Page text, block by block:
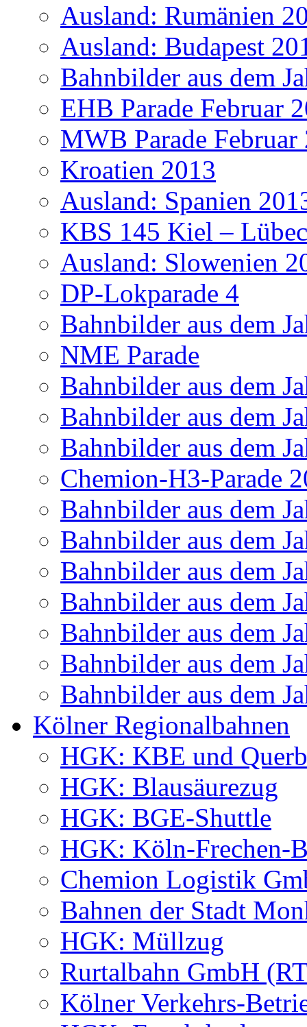
Ausland: Rumänien
Ausland: Budapest
Bahnbilder aus dem
EHB Parade Februar
MWB Parade Februar
Kroatien 2013
Ausland: Spanien
KBS 145 Kiel –
Ausland: Slowenien
DP-Lokparade 4
Bahnbilder aus dem
NME Parade
Bahnbilder aus dem
Bahnbilder aus dem
Bahnbilder aus dem
Chemion-H3-Parade
Bahnbilder aus dem
Bahnbilder aus dem
Bahnbilder aus dem
Bahnbilder aus dem
Bahnbilder aus dem
Bahnbilder aus dem
Bahnbilder aus dem
Kölner Regionalbahnen
HGK: KBE und
HGK: Blausäurezug
HGK: BGE-Shuttle
HGK: Köln-Frechen-
Chemion Logistik
Bahnen der Stadt
HGK: Müllzug
Rurtalbahn GmbH
Kölner Verkehrs-